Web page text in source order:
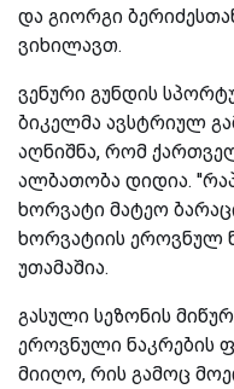
და გიორგი
ვიხილავთ.
ვენური გუნდის
ბიკელმა ავსტრიულ
აღნიშნა, რომ
ალბათობა დიდია.
ხორვატი მატეო
ხორვატიის ეროვნულ
უთამაშია.
გასული სეზონის
ეროვნული ნაკრების
მიიღო, რის გამოც